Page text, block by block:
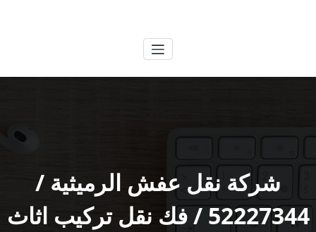
شركة نقل عفش الرميثية /
52227344 / فك نقل تركيب اثاث